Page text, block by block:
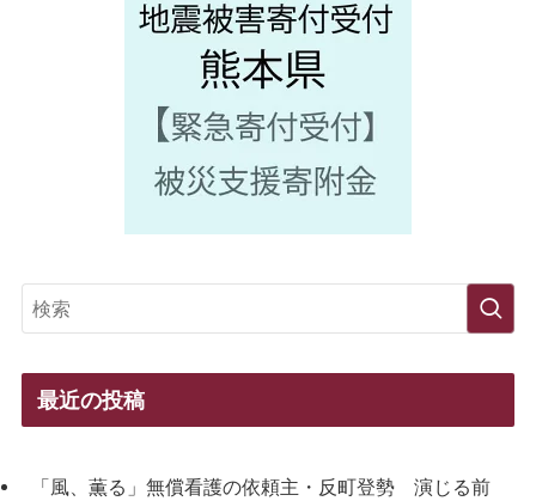
最近の投稿
「風、薫る」無償看護の依頼主・反町登勢 演じる前